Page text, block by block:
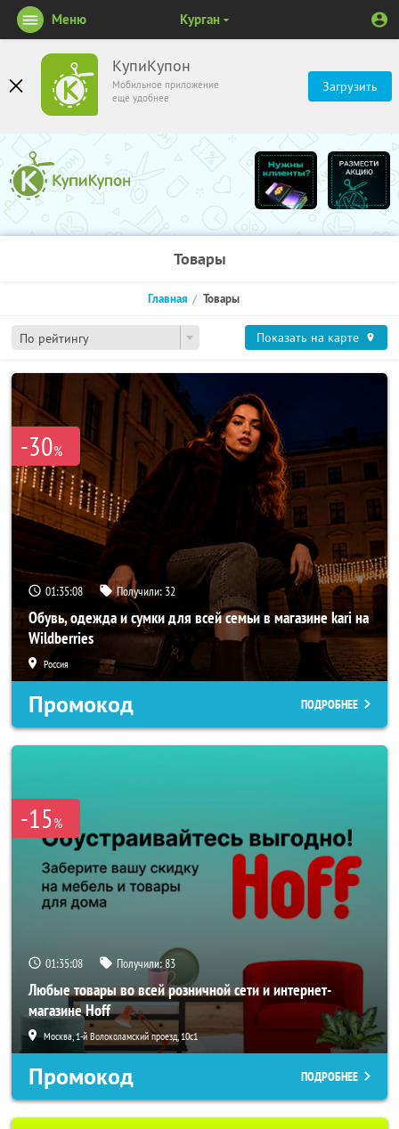
КупиКупон
Мобильное приложение
ещё удобнее
Загрузить
Меню Курган
Товары
По рейтингу
Главная Товары
Показать на карте
-30%
01:35:06 Получили: 32
Обувь, одежда и сумки для всей семьи в магазине kari на
Wildberries
Россия
Промокод ПОДРОБНЕЕ
-15%
01:35:06 Получили:83
Любые товары во всей розничной сети и интернет-
магазине Hoff
Москва, 1-й Волоколамский проезд, 10с1
Промокод ПОДРОБНЕЕ